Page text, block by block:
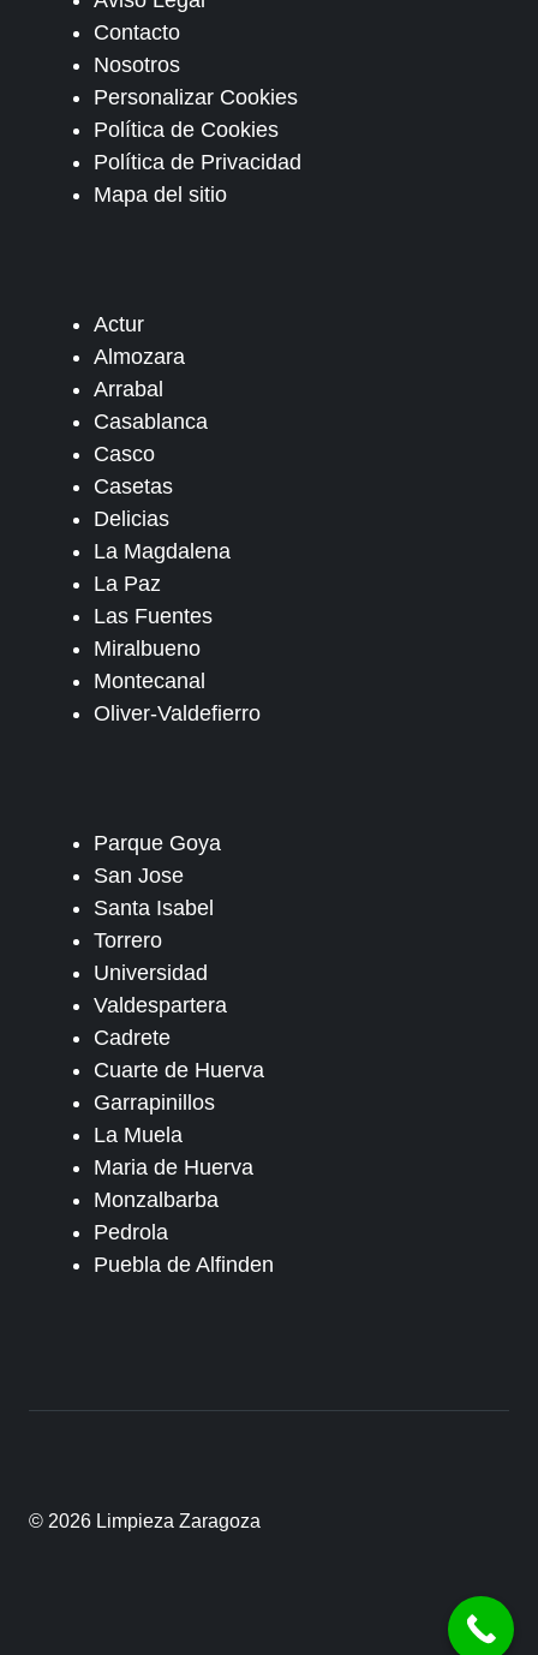
Contacto
Nosotros
Personalizar Cookies
Política de Cookies
Política de Privacidad
Mapa del sitio
Actur
Almozara
Arrabal
Casablanca
Casco
Casetas
Delicias
La Magdalena
La Paz
Las Fuentes
Miralbueno
Montecanal
Oliver-Valdefierro
Parque Goya
San Jose
Santa Isabel
Torrero
Universidad
Valdespartera
Cadrete
Cuarte de Huerva
Garrapinillos
La Muela
Maria de Huerva
Monzalbarba
Pedrola
Puebla de Alfinden
© 2026 Limpieza Zaragoza